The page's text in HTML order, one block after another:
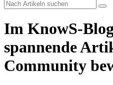
Im KnowS-
spannende
Community